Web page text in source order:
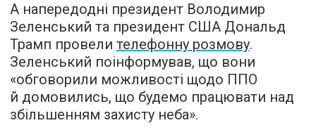
А напередодні президент Володимир
Зеленський та президент США Дональд
Трамп провели телефонну розмову.
Зеленський поінформував, що вони
«обговорили можливості щодо ППО
й домовились, що будемо працювати над
збільшенням захисту неба».